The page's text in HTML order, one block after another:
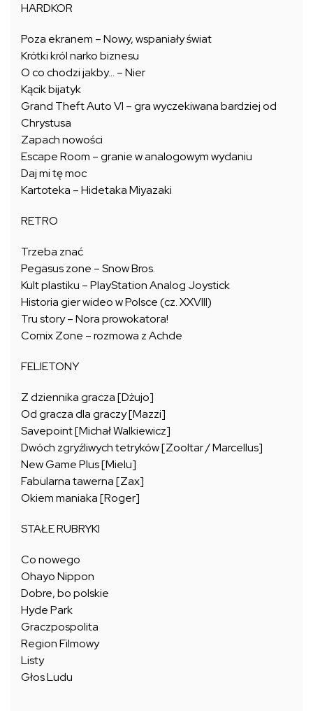
HARDKOR
Poza ekranem – Nowy, wspaniały świat
Krótki król narko biznesu
O co chodzi jakby… – Nier
Kącik bijatyk
Grand Theft Auto VI – gra wyczekiwana bardziej od
Chrystusa
Zapach nowości
Escape Room – granie w analogowym wydaniu
Daj mi tę moc
Kartoteka – Hidetaka Miyazaki
RETRO
Trzeba znać
Pegasus zone – Snow Bros.
Kult plastiku – PlayStation Analog Joystick
Historia gier wideo w Polsce (cz. XXVIII)
Tru story – Nora prowokatora!
Comix Zone – rozmowa z Achde
FELIETONY
Z dziennika gracza [Dżujo]
Od gracza dla graczy [Mazzi]
Savepoint [Michał Walkiewicz]
Dwóch zgryźliwych tetryków [Zooltar / Marcellus]
New Game Plus [Mielu]
Fabularna tawerna [Zax]
Okiem maniaka [Roger]
STAŁE RUBRYKI
Co nowego
Ohayo Nippon
Dobre, bo polskie
Hyde Park
Graczpospolita
Region Filmowy
Listy
Głos Ludu